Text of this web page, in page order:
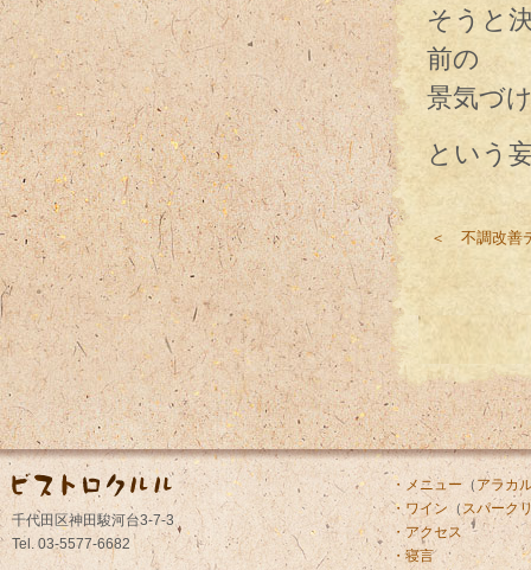
そうと
前の
景気づ
という
＜ 不調改善
千代田区神田駿河台3-7-3
Tel. 03-5577-6682
・メニュー（ アラカ
・ワイン （スパーク
・アクセス
・寝言